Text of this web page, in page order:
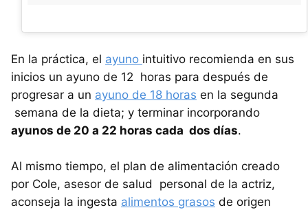
En la práctica, el ayuno intuitivo recomienda en sus
inicios un ayuno de 12 horas para después de
progresar a un ayuno de 18 horas en la segunda
semana de la dieta; y terminar incorporando
ayunos de 20 a 22 horas cada dos días.
Al mismo tiempo, el plan de alimentación creado
por Cole, asesor de salud personal de la actriz,
aconseja la ingesta alimentos grasos de origen